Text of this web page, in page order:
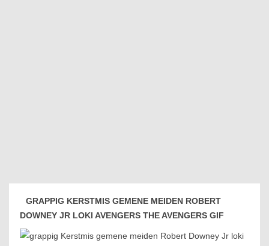
GRAPPIG KERSTMIS GEMENE MEIDEN ROBERT
DOWNEY JR LOKI AVENGERS THE AVENGERS GIF